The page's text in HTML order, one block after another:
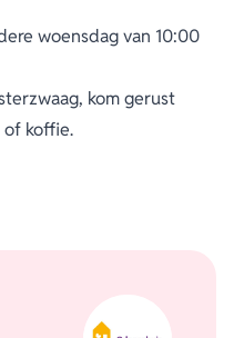
woensdag van 10:00
kom gerust
of koffie.